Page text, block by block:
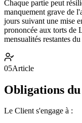
Chaque partie peut
manquement grave de
jours suivant une mise
prononcée aux torts de
mensualités restantes
05Article
Obligations
Le Client s'engage à :